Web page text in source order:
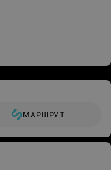
МАРШРУТ